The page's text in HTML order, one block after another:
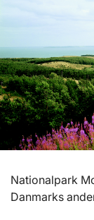
Nationalpark
Danmarks